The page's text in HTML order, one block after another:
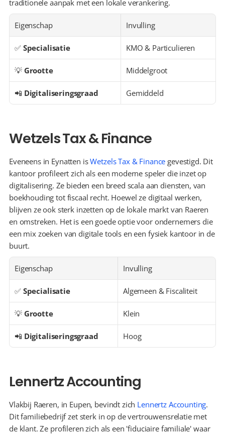
traditionele aanpak met een lokale verankering.
Eigenschap Invulling
✅ Specialisatie KMO & Particulieren
💡 Grootte Middelgroot
📲 Digitaliseringsgraad Gemiddeld
Wetzels Tax & Finance
Eveneens in Eynatten is Wetzels Tax & Finance gevestigd. Dit
kantoor profileert zich als een moderne speler die inzet op
digitalisering. Ze bieden een breed scala aan diensten, van
boekhouding tot fiscaal recht. Hoewel ze digitaal werken,
blijven ze ook sterk inzetten op de lokale markt van Raeren
en omstreken. Het is een goede optie voor ondernemers die
een mix zoeken van digitale tools en een fysiek kantoor in de
buurt.
Eigenschap Invulling
✅ Specialisatie Algemeen & Fiscaliteit
💡 Grootte Klein
📲 Digitaliseringsgraad Hoog
Lennertz Accounting
Vlakbij Raeren, in Eupen, bevindt zich Lennertz Accounting.
Dit familiebedrijf zet sterk in op de vertrouwensrelatie met
de klant. Ze profileren zich als een 'fiduciaire familiale' waar